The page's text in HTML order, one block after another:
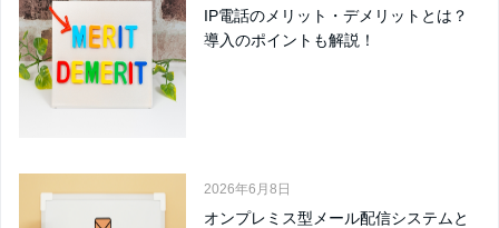
IP電話のメリット・デメリットとは？
導入のポイントも解説！
2026年6月8日
オンプレミス型メール配信システムと